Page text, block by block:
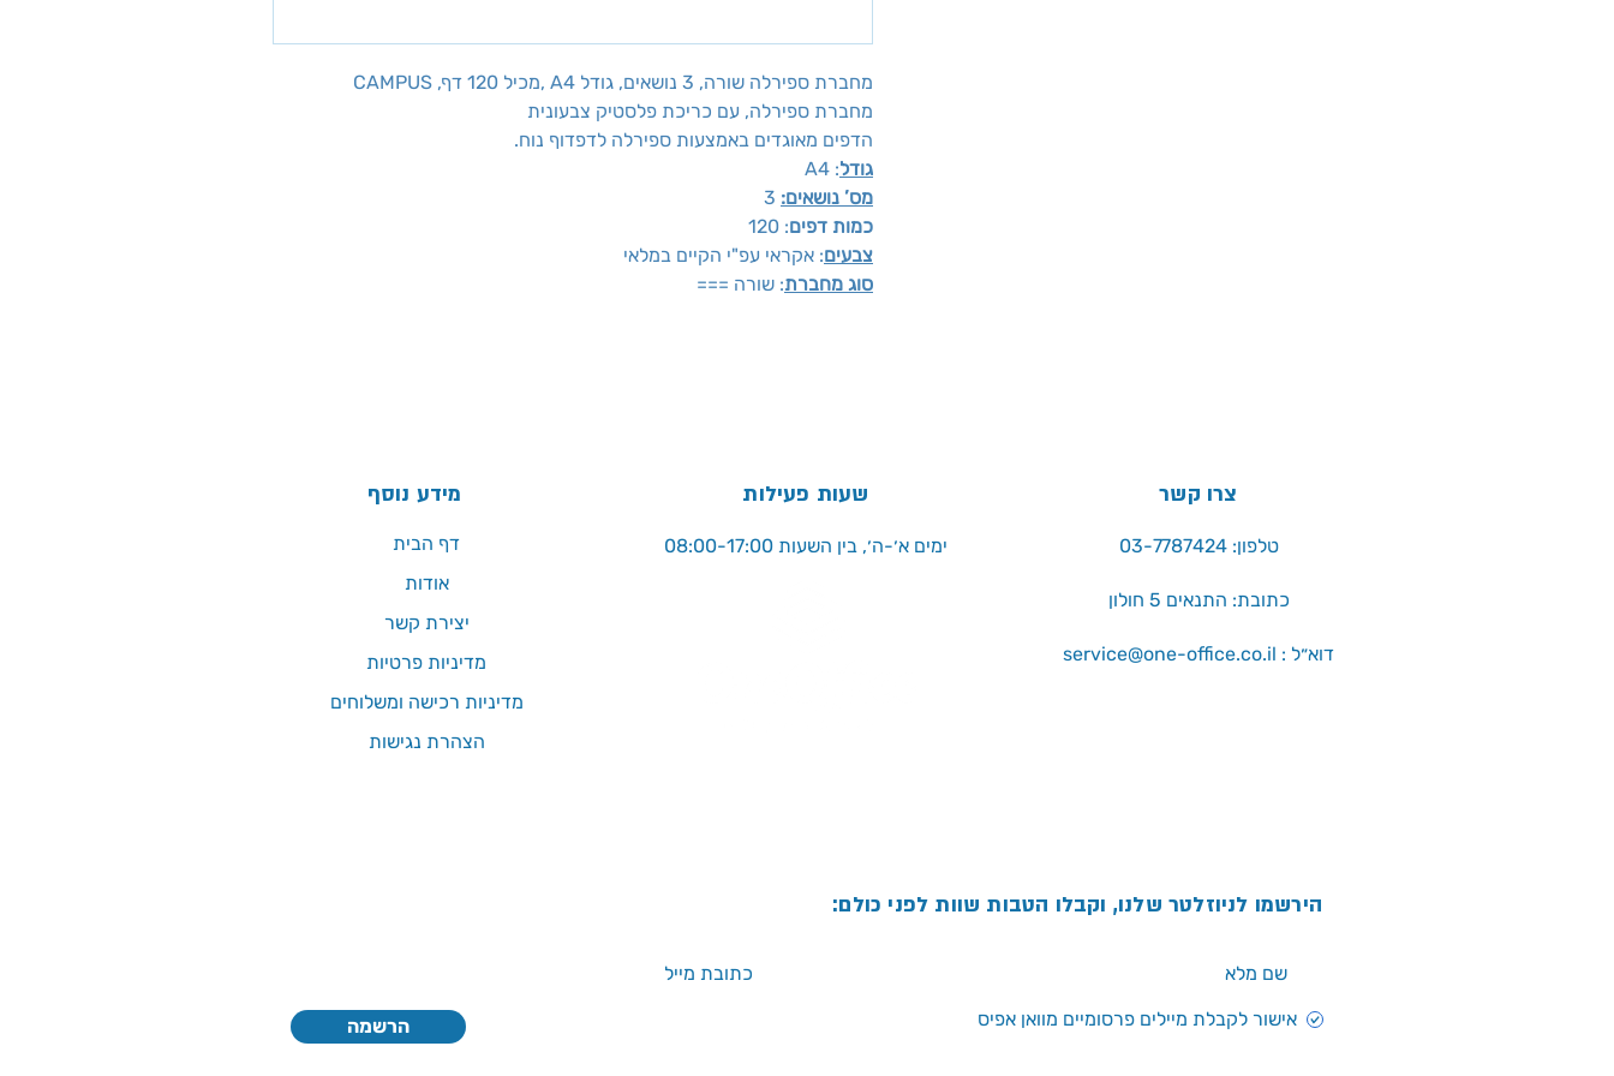
מחברת ספירלה שורה, 3 נושאים, גודל A4 ,מכיל 120 דף, CAMPUS
מחברת ספירלה, עם כריכת פלסטיק צבעונית
הדפים מאוגדים באמצעות ספירלה לדפדוף נוח.
גודל: A4
מס’ נושאים:
כמות דפים: 120
צבעים: אקראי עפ"י הקיים במלאי
סוג מחברת: שורה ===
מידע נוסף שעות פעילות
ימים א׳-ה׳, בין השעות 08:00-17:00
צרו קשר
טלפון: 03-7787424
כתובת: התנאים 5 חולון
service@one-office.co.il : דוא״ל
דף הבית
אודות
יצירת קשר
מדיניות פרטיות
מדיניות רכישה ומשלוחים
הצהרת נגישות
הירשמו לניוזלטר שלנו, וקבלו הטבות שוות לפני כולם:
הרשמה אישור לקבלת מיילים פרסומיים מוואן אפיס